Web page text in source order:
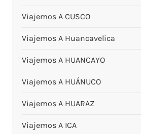
Viajemos A CUSCO
Viajemos A Huancavelica
Viajemos A HUANCAYO
Viajemos A HUÁNUCO
Viajemos A HUARAZ
Viajemos A ICA